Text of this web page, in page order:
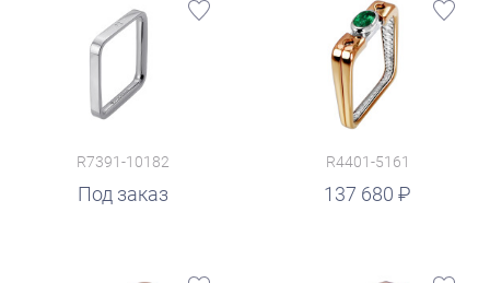
R7391-10182
Под заказ
R4401-5161
137 680
руб.